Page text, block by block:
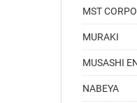
MST
MURAKI
MUSASHI
NABEYA